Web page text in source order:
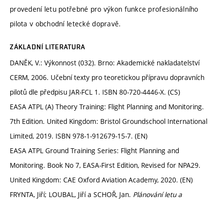
provedení letu potřebné pro výkon funkce profesionálního
pilota v obchodní letecké dopravě.
ZÁKLADNÍ LITERATURA
DANĚK, V.: Výkonnost (032). Brno: Akademické nakladatelství
CERM, 2006. Učební texty pro teoretickou přípravu dopravních
pilotů dle předpisu JAR-FCL 1. ISBN 80-720-4446-X. (CS)
EASA ATPL (A) Theory Training: Flight Planning and Monitoring.
7th Edition. United Kingdom: Bristol Groundschool International
Limited, 2019. ISBN 978-1-912679-15-7. (EN)
EASA ATPL Ground Training Series: Flight Planning and
Monitoring. Book No 7, EASA-First Edition, Revised for NPA29.
United Kingdom: CAE Oxford Aviation Academy, 2020. (EN)
FRYNTA, Jiří; LOUBAL, Jiří a SCHOŘ, Jan. Plánování letu a